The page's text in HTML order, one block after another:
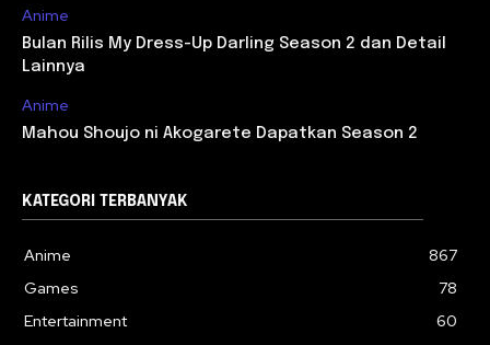
Anime
Bulan Rilis My Dress-Up Darling Season 2 dan Detail
Lainnya
Anime
Mahou Shoujo ni Akogarete Dapatkan Season 2
KATEGORI TERBANYAK
Anime
867
Games
78
Entertainment
60